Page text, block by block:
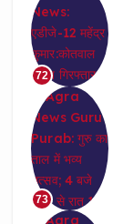
72
73